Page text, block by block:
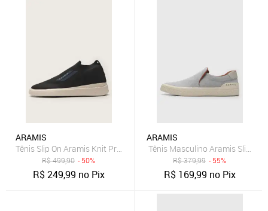
ARAMIS
Tênis Slip On Aramis Knit Preto
R$499,90 - 50%
R$249,99 no Pix
ARAMIS
Tênis Masculino Aramis Slip On
R$379,99 - 55%
R$ 169,99 no Pix